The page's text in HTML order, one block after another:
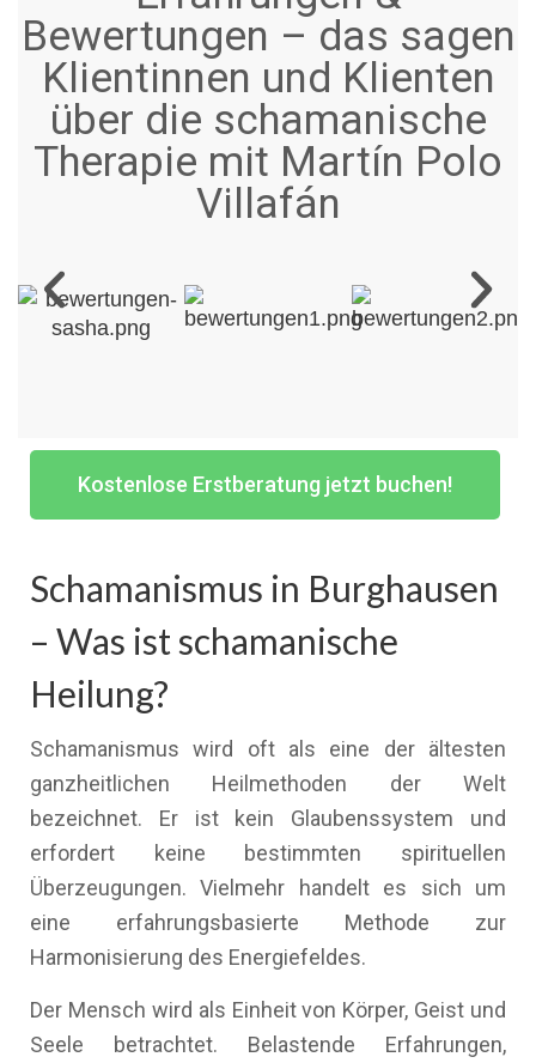
Bewertungen – das sagen
Klientinnen und Klienten
über die schamanische
Therapie mit Martín Polo
Villafán
Kostenlose Erstberatung jetzt buchen!
Schamanismus in Burghausen
– Was ist schamanische
Heilung?
Schamanismus wird oft als eine der ältesten
ganzheitlichen Heilmethoden der Welt
bezeichnet. Er ist kein Glaubenssystem und
erfordert keine bestimmten spirituellen
Überzeugungen. Vielmehr handelt es sich um
eine erfahrungsbasierte Methode zur
Harmonisierung des Energiefeldes.
Der Mensch wird als Einheit von Körper, Geist und
Seele betrachtet. Belastende Erfahrungen,